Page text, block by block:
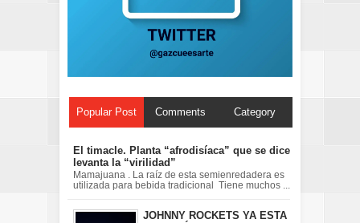
Popular Post Comments Category
El timacle. Planta “afrodisíaca” que se dice
levanta la “virilidad”
Mamajuana . La raíz de esta semienredadera es
utilizada para bebida tradicional Tiene muchos ...
JOHNNY ROCKETS YA ESTA